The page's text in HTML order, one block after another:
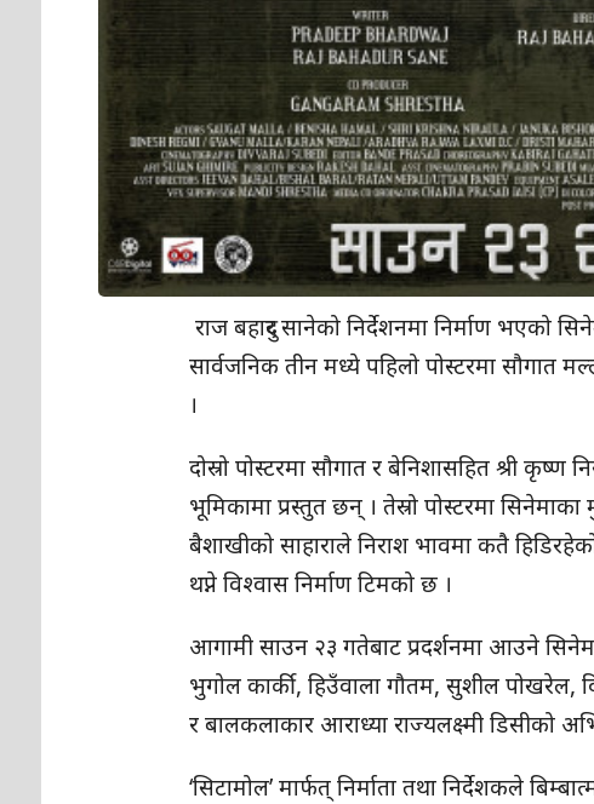
राज बहादुर सानेको निर्देशनमा निर्माण भएको
सार्वजनिक तीन मध्ये पहिलो पोस्टरमा
।
दोस्रो पोस्टरमा सौगात र बेनिशासहित श्री
भूमिकामा प्रस्तुत छन् । तेस्रो पोस्टरमा
बैशाखीको साहाराले निराश भावमा कतै
थप्ने विश्वास निर्माण टिमको छ ।
आगामी साउन २३ गतेबाट प्रदर्शनमा आउने
भुगोल कार्की, हिउँवाला गौतम, सुशील
र बालकलाकार आराध्या राज्यलक्ष्मी डिसीको
‘सिटामोल’ मार्फत् निर्माता तथा निर्देशकले